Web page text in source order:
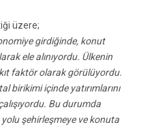
üzere;
girdiğinde, konut
ele alınıyordu. Ülkenin
faktör olarak görülüyordu.
birikimi içinde yatırımlarını
Bu durumda
yolu şehirleşmeye ve konuta